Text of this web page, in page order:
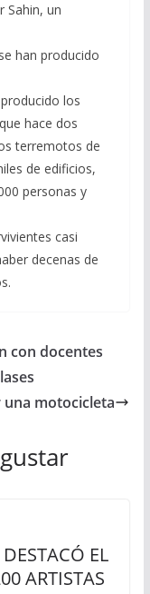
Sahin, un
han producido
los
hace dos
terremotos de
de edificios,
personas y
casi
decenas de
con docentes
motocicleta
EL
ARTISTAS